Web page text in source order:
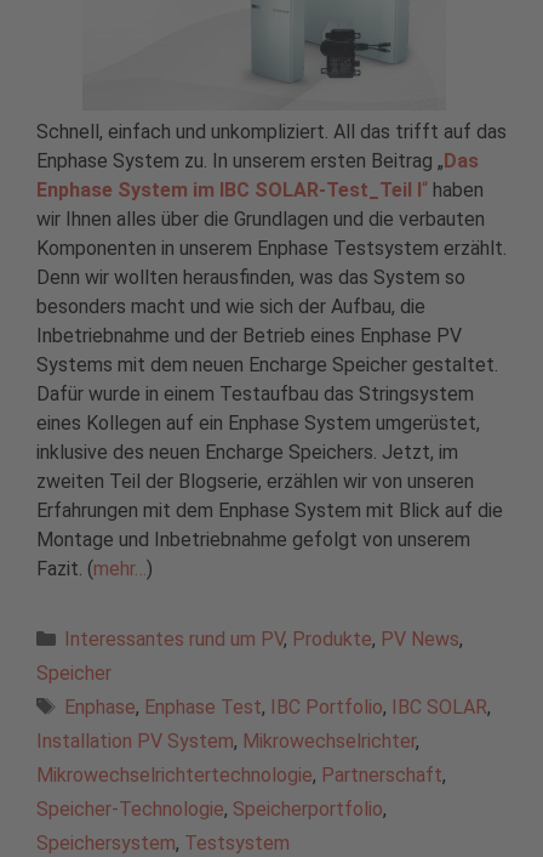
Schnell, einfach und unkompliziert. All das trifft auf das
Enphase System zu. In unserem ersten Beitrag „ Das
Enphase System im IBC SOLAR-Test_Teil I “ haben
wir Ihnen alles über die Grundlagen und die verbauten
Komponenten in unserem Enphase Testsystem erzählt.
Denn wir wollten herausfinden, was das System so
besonders macht und wie sich der Aufbau, die
Inbetriebnahme und der Betrieb eines Enphase PV
Systems mit dem neuen Encharge Speicher gestaltet.
Dafür wurde in einem Testaufbau das Stringsystem
eines Kollegen auf ein Enphase System umgerüstet,
inklusive des neuen Encharge Speichers. Jetzt, im
zweiten Teil der Blogserie, erzählen wir von unseren
Erfahrungen mit dem Enphase System mit Blick auf die
Montage und Inbetriebnahme gefolgt von unserem
Fazit. (mehr…)
Kategorien
Interessantes rund um PV, Produkte, PV News,
Speicher
Schlagwörter
Enphase, Enphase Test, IBC Portfolio, IBC SOLAR,
Installation PV System, Mikrowechselrichter,
Mikrowechselrichtertechnologie, Partnerschaft,
Speicher-Technologie, Speicherportfolio,
Speichersystem, Testsystem